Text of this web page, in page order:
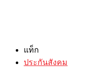
แท็ก
ประกันสังคม